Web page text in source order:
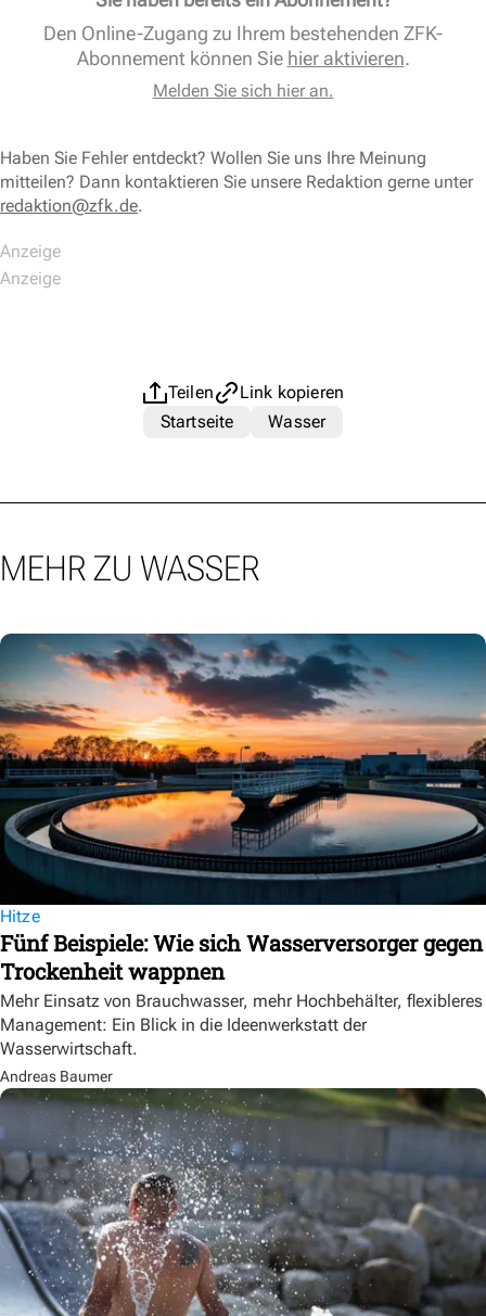
Den Online-Zugang zu Ihrem bestehenden ZFK-
Abonnement können Sie hier aktivieren.
Melden Sie sich hier an.
Haben Sie Fehler entdeckt? Wollen Sie uns Ihre Meinung
mitteilen? Dann kontaktieren Sie unsere Redaktion gerne unter
redaktion@zfk.de.
Teilen
Link kopieren
Startseite
Wasser
MEHR ZU WASSER
Hitze
Fünf Beispiele: Wie sich Wasserversorger gegen
Trockenheit wappnen
Mehr Einsatz von Brauchwasser, mehr Hochbehälter, flexibleres
Management: Ein Blick in die Ideenwerkstatt der
Wasserwirtschaft.
Andreas Baumer